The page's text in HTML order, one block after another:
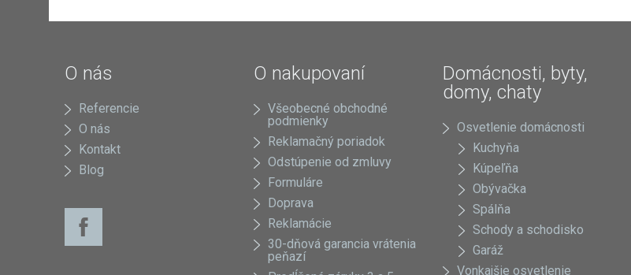
O nás
Referencie
O nás
Kontakt
Blog
O nakupovaní
Všeobecné obchodné
podmienky
Reklamačný poriadok
Odstúpenie od zmluvy
Formuláre
Doprava
Reklamácie
30-dňová garancia vrátenia
peňazí
Domácnosti, byty,
domy, chaty
Osvetlenie domácnosti
Kuchyňa
Kúpeľňa
Obývačka
Spálňa
Schody a schodisko
Garáž
Vonkajšie osvetlenie